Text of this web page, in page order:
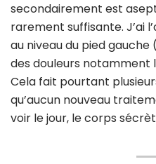
secondairement est
rarement suffisante. J’ai
au niveau du pied
des douleurs notamment
Cela fait pourtant
qu’aucun nouveau
voir le jour, le corps